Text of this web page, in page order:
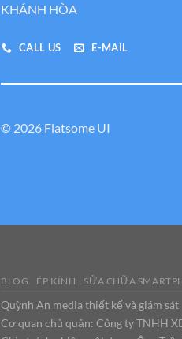
KHÁNH HÒA
CALL US E-MAIL
© 2026 Flatsome UI
BLOG ÉP KÍNH SỬA CHỮA
Quỳnh An media thiết kế và giám sát
Cơ quan chủ quản: Công ty TNHH